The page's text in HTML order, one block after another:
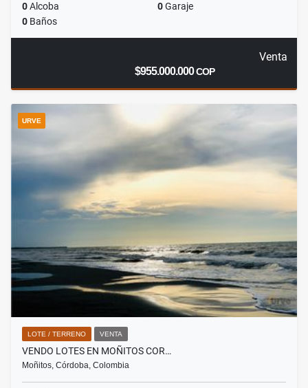
0Alcoba 0Garaje
0 Baños
Venta
$955.000.000COP
URVE
LOTE / TERRENO VENTA
VENDO LOTES EN MOÑITOS COR…
Moñitos, Córdoba, Colombia